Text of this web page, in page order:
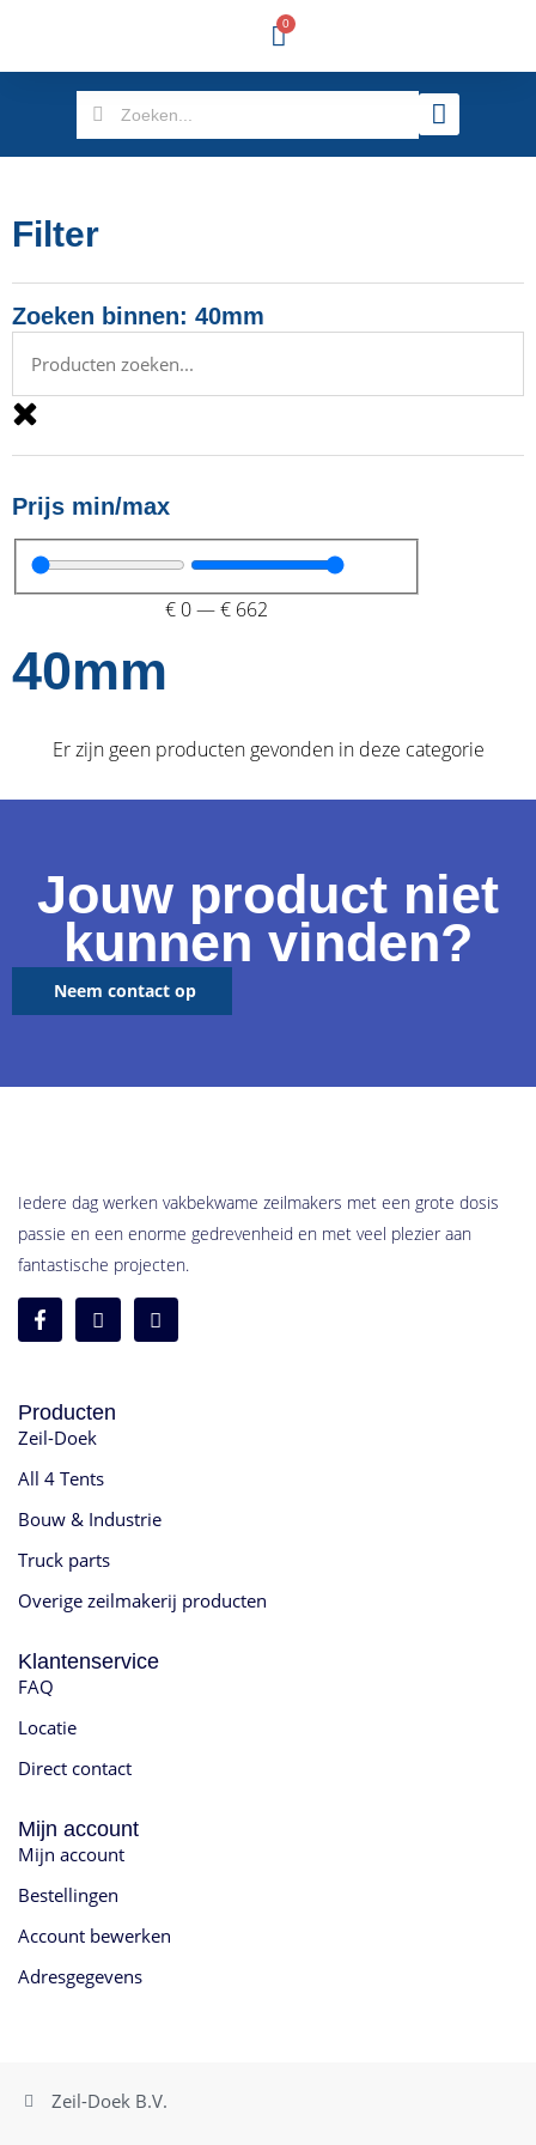
0
Filter
Zoeken binnen: 40mm
Prijs min/max
€ 0—€ 662
40mm
Er zijn geen producten gevonden in deze categorie
Jouw product niet
kunnen vinden?
Neem contact op
Iedere dag werken vakbekwame zeilmakers met een grote dosis
passie en een enorme gedrevenheid en met veel plezier aan
fantastische projecten.
Producten
Zeil-Doek
All 4 Tents
Bouw & Industrie
Truck parts
Overige zeilmakerij producten
Klantenservice
FAQ
Locatie
Direct contact
Mijn account
Mijn account
Bestellingen
Account bewerken
Adresgegevens
Zeil-Doek B.V.